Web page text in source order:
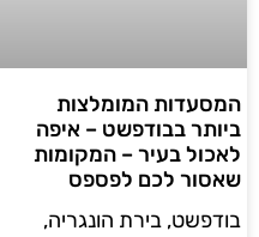
המסעדות המומלצות
ביותר בבודפשט – איפה
לאכול בעיר – המקומות
שאסור לכם לפספס
בודפשט, בירת הונגריה,